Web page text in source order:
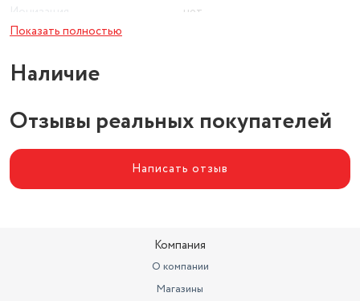
нет
Тип щипцов
Показать полностью
Наличие
Отзывы реальных покупателей
Написать отзыв
Компания
О компании
Магазины